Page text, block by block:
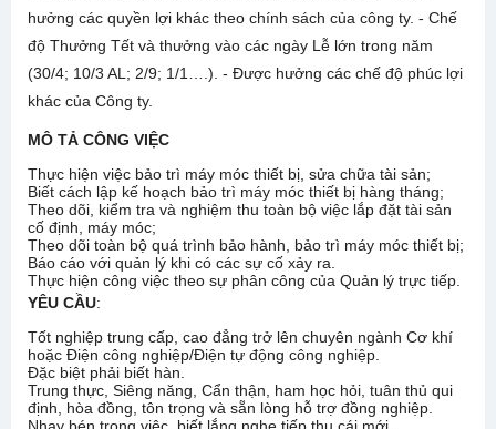
hưởng các quyền lợi khác theo chính sách của công ty. - Chế
độ Thưởng Tết và thưởng vào các ngày Lễ lớn trong năm
(30/4; 10/3 AL; 2/9; 1/1….). - Được hưởng các chế độ phúc lợi
khác của Công ty.
MÔ TẢ CÔNG VIỆC
Thực hiện việc bảo trì máy móc thiết bị, sửa chữa tài sản;
Biết cách lập kế hoạch bảo trì máy móc thiết bị hàng tháng;
Theo dõi, kiểm tra và nghiệm thu toàn bộ việc lắp đặt tài sản
cố định, máy móc;
Theo dõi toàn bộ quá trình bảo hành, bảo trì máy móc thiết bị;
Báo cáo với quản lý khi có các sự cố xảy ra.
Thực hiện công việc theo sự phân công của Quản lý trực tiếp.
YÊU CẦU:
Tốt nghiệp trung cấp, cao đẳng trở lên chuyên ngành Cơ khí
hoặc Điện công nghiệp/Điện tự động công nghiệp.
Đặc biệt phải biết hàn.
Trung thực, Siêng năng, Cẩn thận, ham học hỏi, tuân thủ qui
định, hòa đồng, tôn trọng và sẵn lòng hỗ trợ đồng nghiệp.